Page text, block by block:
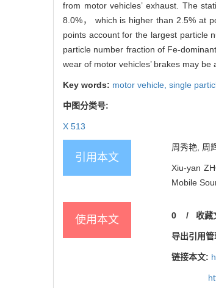
from motor vehicles’ exhaust. The
8.0%， which is higher than 2.5% at
points account for the largest particle
particle number fraction of Fe-
wear of motor vehicles’ brakes may
Key words: motor vehicle, single
中图分类号:
X 513
引用本文
周秀艳, 周
Xiu-yan
Mobile
使用本文 0 / 收藏
导出引用管
链接本文: